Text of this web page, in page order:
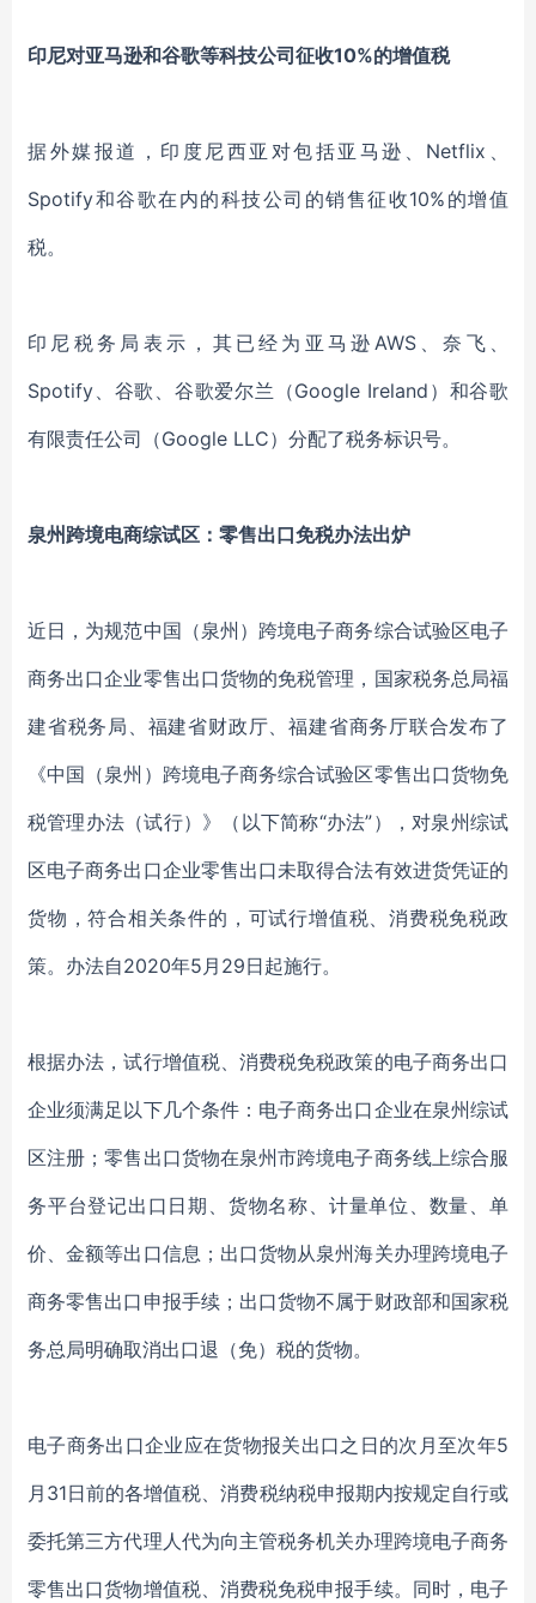
印尼对亚马逊和谷歌等科技公司征收10%的增值税
据外媒报道，印度尼西亚对包括亚马逊、Netflix、
Spotify和谷歌在内的科技公司的销售征收10%的增值
税。
印尼税务局表示，其已经为亚马逊AWS、奈飞、
Spotify、谷歌、谷歌爱尔兰（Google Ireland）和谷歌
有限责任公司（Google LLC）分配了税务标识号。
泉州跨境电商综试区：零售出口免税办法出炉
近日，为规范中国（泉州）跨境电子商务综合试验区电子
商务出口企业零售出口货物的免税管理，国家税务总局福
建省税务局、福建省财政厅、福建省商务厅联合发布了
《中国（泉州）跨境电子商务综合试验区零售出口货物免
税管理办法（试行）》（以下简称“办法”），对泉州综试
区电子商务出口企业零售出口未取得合法有效进货凭证的
货物，符合相关条件的，可试行增值税、消费税免税政
策。办法自2020年5月29日起施行。
根据办法，试行增值税、消费税免税政策的电子商务出口
企业须满足以下几个条件：电子商务出口企业在泉州综试
区注册；零售出口货物在泉州市跨境电子商务线上综合服
务平台登记出口日期、货物名称、计量单位、数量、单
价、金额等出口信息；出口货物从泉州海关办理跨境电子
商务零售出口申报手续；出口货物不属于财政部和国家税
务总局明确取消出口退（免）税的货物。
电子商务出口企业应在货物报关出口之日的次月至次年5
月31日前的各增值税、消费税纳税申报期内按规定自行或
委托第三方代理人代为向主管税务机关办理跨境电子商务
零售出口货物增值税、消费税免税申报手续。同时，电子